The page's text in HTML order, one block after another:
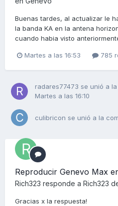
Buenas tardes, al actualizar le
la banda KA en la antena
cuando habia visto
Martes a las 16:53 785
radares77473 se unió a
Martes a las 16:10
culibricon se unió a la
Reproducir Genevo Max
Rich323 responde a Rich323
Gracias x la respuesta!